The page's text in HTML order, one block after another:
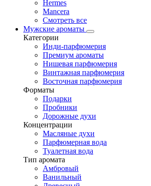
Hermes
Mancera
Смотреть все
Мужские ароматы
Категории
Инди-парфюмерия
Премиум ароматы
Нишевая парфюмерия
Винтажная парфюмерия
Восточная парфюмерия
Форматы
Подарки
Пробники
Дорожные духи
Концентрации
Масляные духи
Парфюмерная вода
Туалетная вода
Тип аромата
Амбровый
Ванильный